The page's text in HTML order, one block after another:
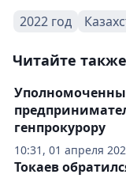
2022 год
Читайте также
10:31, 01 апреля
генпрокурору
Токаев